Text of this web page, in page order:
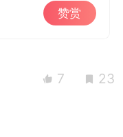
赞赏
7 23